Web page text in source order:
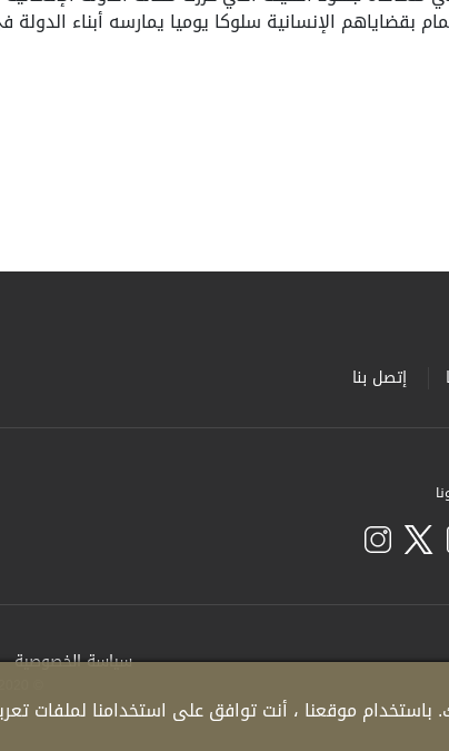
بقضاياهم الإنسانية سلوكا يوميا يمارسه أبناء
إتصل بنا
سياسة الخصوصية
موقعنا ، أنت توافق على استخدامنا لملفات